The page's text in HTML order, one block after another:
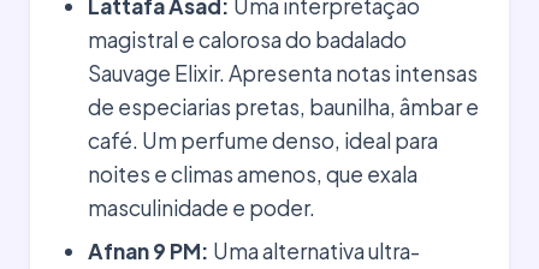
Lattafa Asad: Uma interpretação
magistral e calorosa do badalado
Sauvage Elixir. Apresenta notas intensas
de especiarias pretas, baunilha, âmbar e
café. Um perfume denso, ideal para
noites e climas amenos, que exala
masculinidade e poder.
Afnan 9 PM: Uma alternativa ultra-